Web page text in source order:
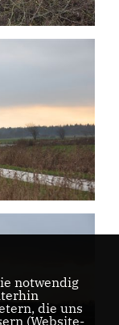
notwendig
die uns
(Website-